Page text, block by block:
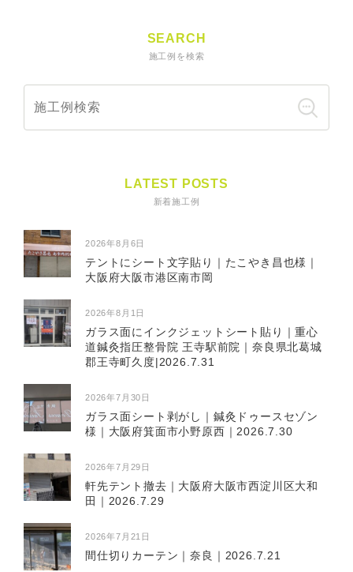
SEARCH
施工例を検索
LATEST POSTS
新着施工例
2026年8月6日
テントにシート文字貼り｜たこやき昌也様｜
大阪府大阪市港区南市岡
2026年8月1日
ガラス面にインクジェットシート貼り｜重心
道鍼灸指圧整骨院 王寺駅前院｜奈良県北葛城
郡王寺町久度|2026.7.31
2026年7月30日
ガラス面シート剥がし｜鍼灸ドゥースセゾン
様｜大阪府箕面市小野原西｜2026.7.30
2026年7月29日
軒先テント撤去｜大阪府大阪市西淀川区大和
田｜2026.7.29
2026年7月21日
間仕切りカーテン｜奈良｜2026.7.21